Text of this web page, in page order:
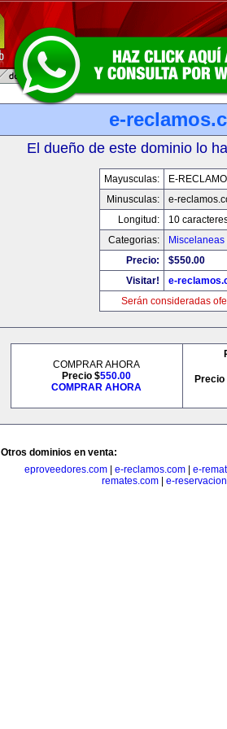
e-
El dueño de este dominio lo
Mayusculas:
E-
Minusculas:
e-
Longitud:
10
Categorias:
Precio:
$550.00
Visitar!
e-
Serán consideradas
COMPRAR AHORA
Precio $550.00
COMPRAR AHORA
Otros dominios en venta:
eproveedores.com
e-reclamos.com e-
remates.com| e-